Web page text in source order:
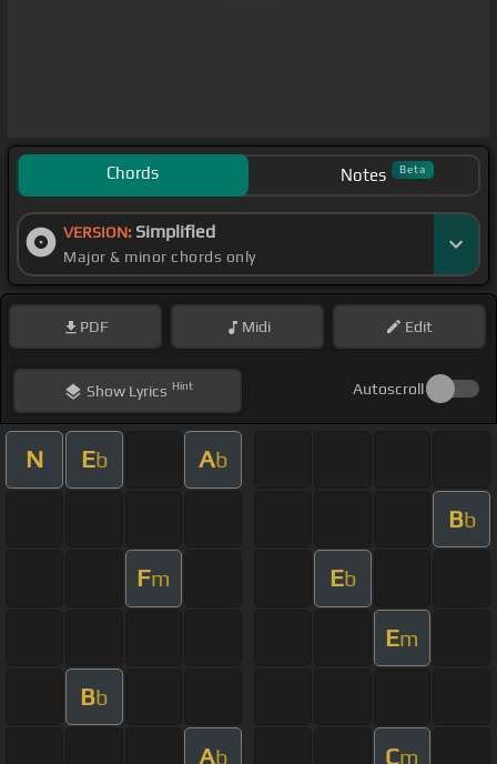
Chords Notes Beta
VERSION: Simplified
Major & minor chords only
PDF Midi Edit
ShowLyrics Hint Autoscroll
N Eb Ab
Bb
Fm Eb
Em
Bb
Ab Cm